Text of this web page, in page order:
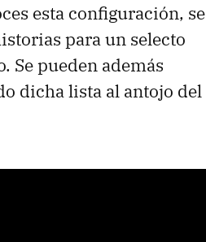
esta configuración, se
para un selecto
Se pueden además
dicha lista al antojo del